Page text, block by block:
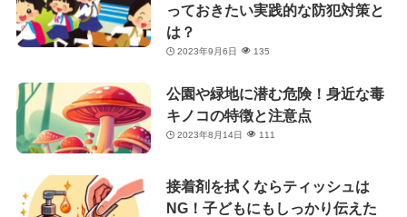
っておきたい実践的な防犯対策と
は？
2023年9月6日 135
公園や緑地に潜む危険！身近な毒
キノコの特徴と注意点
2023年8月14日 111
接着剤を拭くならティッシュは
NG！子どもにもしっかり伝えた